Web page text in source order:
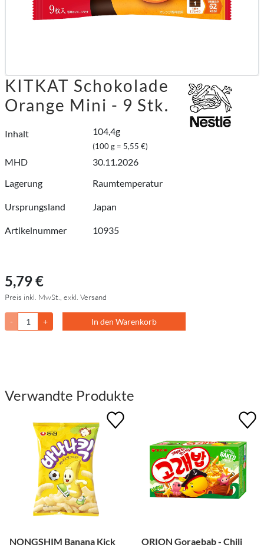
KITKAT Schokolade
Orange Mini - 9 Stk.
Inhalt 104,4g
(100 g = 5,55 €)
MHD
30.11.2026
Lagerung
Raumtemperatur
Ursprungsland Japan
Artikelnummer 10935
5,79 €
Preis inkl. MwSt., exkl. Versand
- + In den Warenkorb
Verwandte Produkte
NONGSHIM Banana Kick ORION Goraebab - Chili